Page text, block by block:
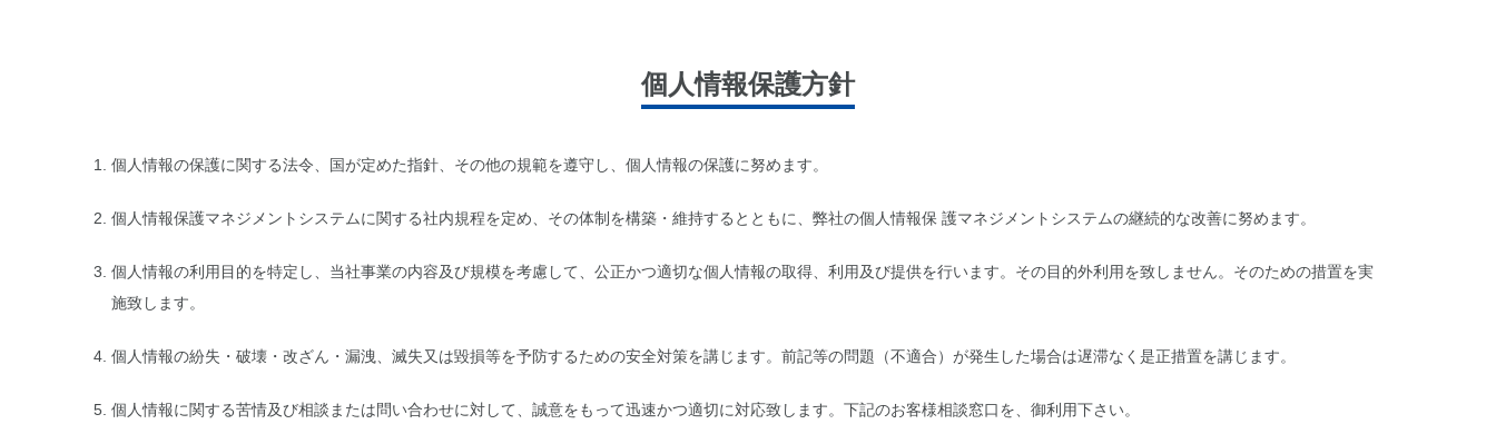
個人情報保護方針
個人情報の保護に関する法令、国が定めた指針、その他の規範を遵守し、個人情報の保護に努めます。
個人情報保護マネジメントシステムに関する社内規程を定め、その体制を構築・維持するとともに、弊社の個人情報保 護マネジメントシステムの継続的な改善に努めます。
個人情報の利用目的を特定し、当社事業の内容及び規模を考慮して、公正かつ適切な個人情報の取得、利用及び提供を行います。その目的外利用を致しません。そのための措置を実
施致します。
個人情報の紛失・破壊・改ざん・漏洩、滅失又は毀損等を予防するための安全対策を講じます。前記等の問題（不適合）が発生した場合は遅滞なく是正措置を講じます。
個人情報に関する苦情及び相談または問い合わせに対して、誠意をもって迅速かつ適切に対応致します。下記のお客様相談窓口を、御利用下さい。